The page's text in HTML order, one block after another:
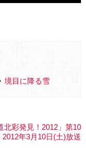
境目に降る雪
北彩発見！2012」第10
2012年3月10日(土)放送